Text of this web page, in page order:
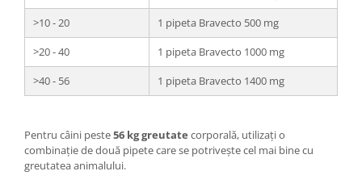
>10 - 20
1 pipeta Bravecto 500 mg
>20 - 40
1 pipeta Bravecto 1000 mg
>40 - 56
1 pipeta Bravecto 1400 mg
Pentru câini peste56 kg greutate corporală, utilizați o
combinație de două pipete care se potrivește cel mai bine cu
greutatea animalului.